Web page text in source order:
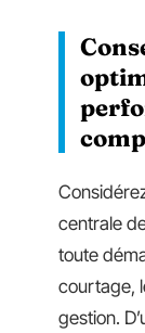
centrale
toute
courtage,
gestion.